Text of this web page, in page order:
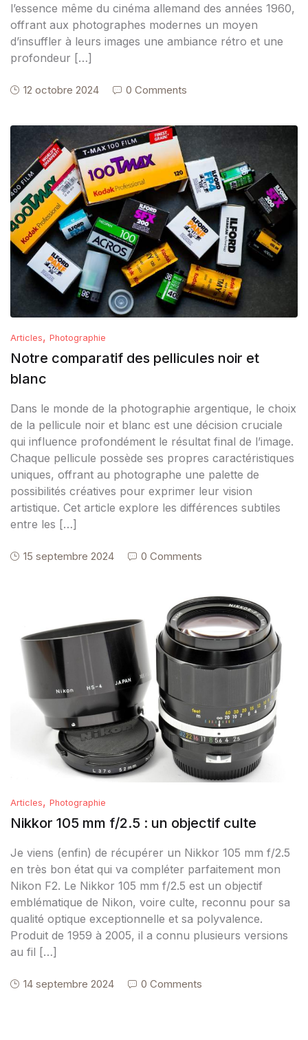
l’essence même du cinéma allemand des années 1960,
offrant aux photographes modernes un moyen
d’insuffler à leurs images une ambiance rétro et une
profondeur […]
12 octobre 2024 0 Comments
Articles, Photographie
Notre comparatif des pellicules noir et
blanc
Dans le monde de la photographie argentique, le choix
de la pellicule noir et blanc est une décision cruciale
qui influence profondément le résultat final de l’image.
Chaque pellicule possède ses propres caractéristiques
uniques, offrant au photographe une palette de
possibilités créatives pour exprimer leur vision
artistique. Cet article explore les différences subtiles
entre les […]
15 septembre 2024 0 Comments
Articles, Photographie
Nikkor 105 mm f/2.5 : un objectif culte
Je viens (enfin) de récupérer un Nikkor 105 mm f/2.5
en très bon état qui va compléter parfaitement mon
Nikon F2. Le Nikkor 105 mm f/2.5 est un objectif
emblématique de Nikon, voire culte, reconnu pour sa
qualité optique exceptionnelle et sa polyvalence.
Produit de 1959 à 2005, il a connu plusieurs versions
au fil […]
14 septembre 2024 0 Comments